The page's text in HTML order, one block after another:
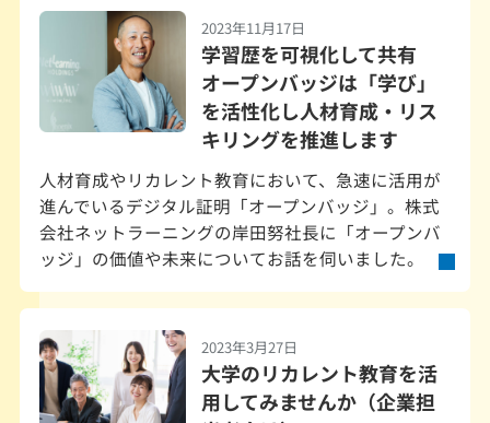
2023年11月17日
学習歴を可視化して共有
オープンバッジは「学び」
を活性化し人材育成・リス
キリングを推進します
人材育成やリカレント教育において、急速に活用が
進んでいるデジタル証明「オープンバッジ」。株式
会社ネットラーニングの岸田努社長に「オープンバ
ッジ」の価値や未来についてお話を伺いました。
2023年3月27日
大学のリカレント教育を活
用してみませんか（企業担